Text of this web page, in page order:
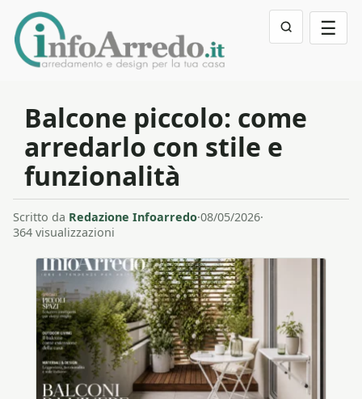
☰
Balcone piccolo: come
arredarlo con stile e
funzionalità
Scritto da Redazione Infoarredo·08/05/2026·
364 visualizzazioni